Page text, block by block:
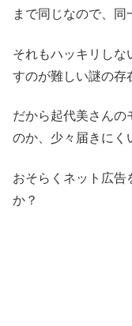
まで同じなので、同
それもハッキリしな
すのが難しい謎の存
だから起代美さんの
のか、少々届きにく
おそらくネット広告
か？